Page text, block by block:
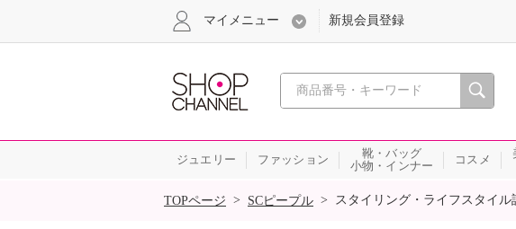
心おどる、瞬間を。通販・テ
マイメニュー 新規会員登録
ジュエリー ファッション
靴・バッグ
小物・インナー
コスメ
SALE
TOPページ > SCピープル > スタイリング・ライフスタイル